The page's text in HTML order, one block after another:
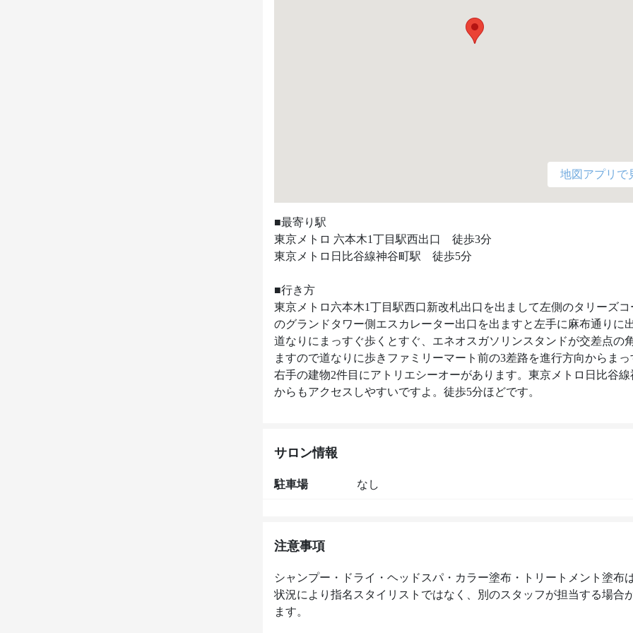
地図アプリで
■最寄り駅
東京メトロ 六本木1丁目駅西出口　徒歩3分
東京メトロ日比谷線神谷町駅　徒歩5分
■行き方
東京メトロ六本木1丁目駅西口新改札出口を出まして左側のタリーズ
のグランドタワー側エスカレーター出口を出ますと左手に麻布通りに出
道なりにまっすぐ歩くとすぐ、エネオスガソリンスタンドが交差点の
ますので道なりに歩きファミリーマート前の3差路を進行方向からまっ
右手の建物2件目にアトリエシーオーがあります。東京メトロ日比谷線
サロン情報
駐車場 なし
注意事項
シャンプー・ドライ・ヘッドスパ・カラー塗布・トリートメント塗布
状況により指名スタイリストではなく、別のスタッフが担当する場合
ます。